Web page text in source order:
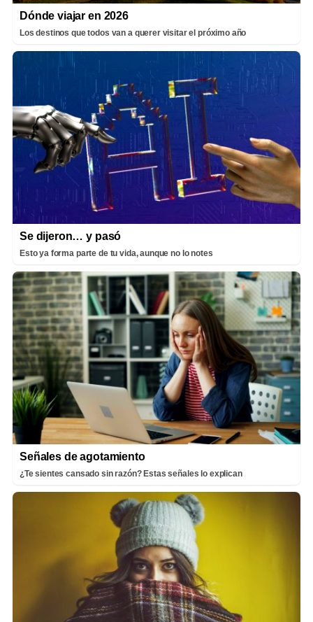
Dónde viajar en 2026
Los destinos que todos van a querer visitar el próximo año
Se dijeron… y pasó
Esto ya forma parte de tu vida, aunque no lo notes
Señales de agotamiento
¿Te sientes cansado sin razón? Estas señales lo explican